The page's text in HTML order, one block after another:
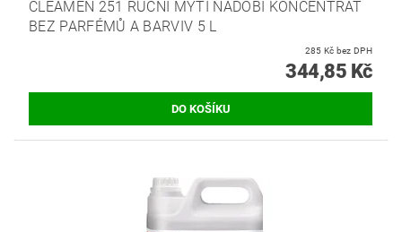
CLEAMEN 251 RUČNÍ MYTÍ NÁDOBÍ KONCENTRÁT
BEZ PARFÉMŮ A BARVIV 5 L
285 Kč bez DPH
344,85 Kč